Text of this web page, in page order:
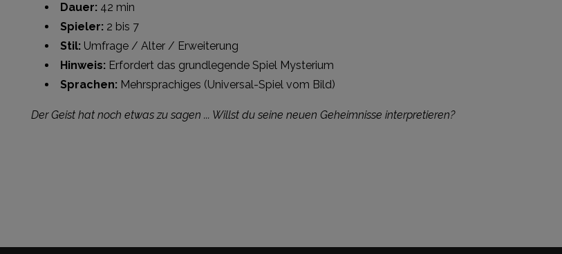
Dauer: 42 min
Spieler: 2 bis 7
Stil: Umfrage / Alter / Erweiterung
Hinweis: Erfordert das grundlegende Spiel Mysterium
Sprachen: Mehrsprachiges (Universal-Spiel vom Bild)
Der Geist hat noch etwas zu sagen ... Willst du seine neuen Geheimnisse interpretieren?